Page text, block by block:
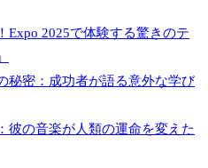
Expo 2025で体験する驚きのテ
秘密：成功者が語る意外な学び
彼の音楽が人類の運命を変えた